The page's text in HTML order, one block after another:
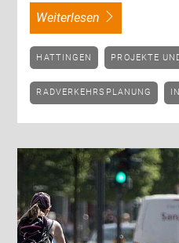
weiterlesen
HATTINGEN PROJEKTE
RADVERKEHRSPLANUNG